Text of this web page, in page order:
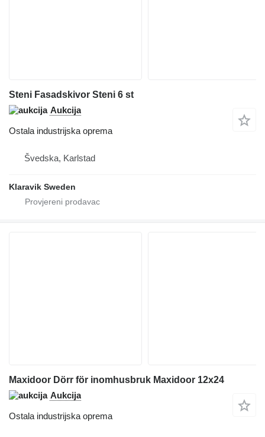
Steni Fasadskivor Steni 6 st
Aukcija
Ostala industrijska oprema
Švedska, Karlstad
Klaravik Sweden
Maxidoor Dörr för inomhusbruk Maxidoor 12x24
Aukcija
Ostala industrijska oprema